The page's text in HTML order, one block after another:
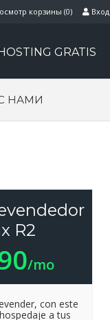
Вход
корзины (0)
GRATIS
НАМИ
R2
/mo
con este
a tus